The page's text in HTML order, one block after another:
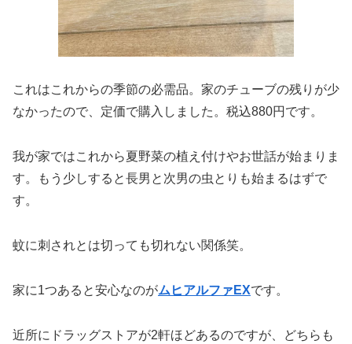
これはこれからの季節の必需品。家のチューブの残りが少
なかったので、定価で購入しました。税込880円です。
我が家ではこれから夏野菜の植え付けやお世話が始まりま
す。もう少しすると長男と次男の虫とりも始まるはずで
す。
蚊に刺されとは切っても切れない関係笑。
家に1つあると安心なのがムヒアルファEXです。
近所にドラッグストアが2軒ほどあるのですが、どちらも